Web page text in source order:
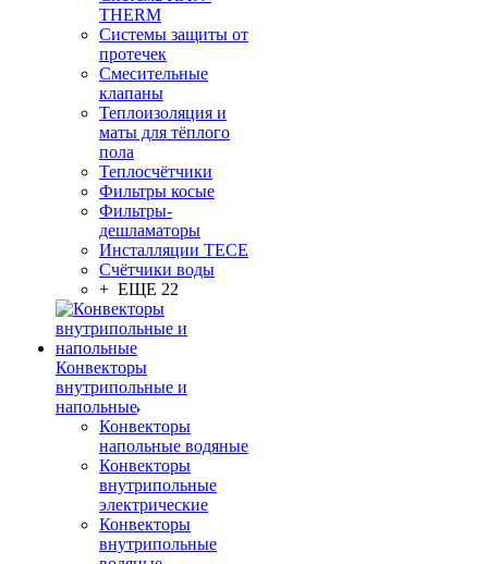
THERM
Системы защиты от
протечек
Смесительные
клапаны
Теплоизоляция и
маты для тёплого
пола
Теплосчётчики
Фильтры косые
Фильтры-
дешламаторы
Инсталляции TECE
Счётчики воды
+ ЕЩЕ 22
Конвекторы
внутрипольные и
напольные
Конвекторы
напольные водяные
Конвекторы
внутрипольные
электрические
Конвекторы
внутрипольные